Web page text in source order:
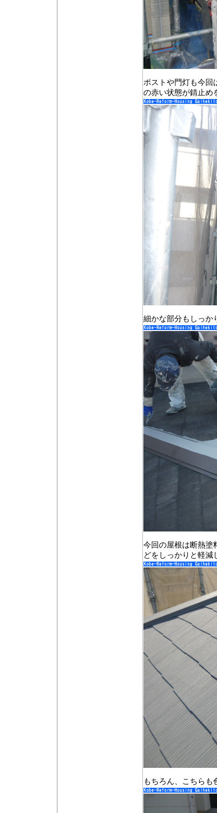
ポストや門灯も今回
の赤い状態が錆止め
細かな部分もしっか
今回の屋根は断熱塗
どをしっかりと軽減
もちろん、こちらも